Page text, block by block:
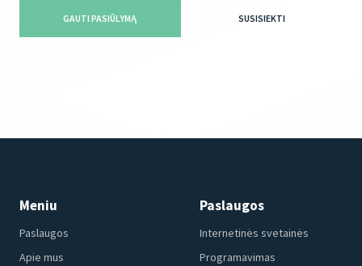
GAUTI PASIŪLYMĄ SUSISIEKTI
Meniu
Paslaugos
Apie mus
Paslaugos
Internetinės svetainės
Programavimas